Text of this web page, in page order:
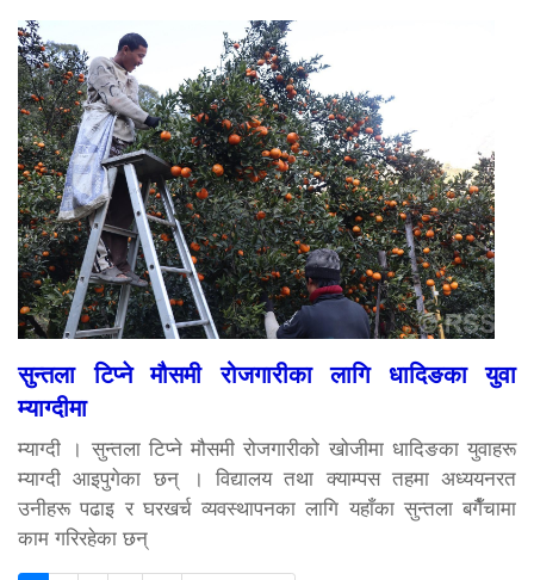
सुन्तला टिप्ने मौसमी रोजगारीका लागि धादिङका युवा
म्याग्दीमा
म्याग्दी । सुन्तला टिप्ने मौसमी रोजगारीको खोजीमा धादिङका युवाहरू
म्याग्दी आइपुगेका छन् । विद्यालय तथा क्याम्पस तहमा अध्ययनरत
उनीहरू पढाइ र घरखर्च व्यवस्थापनका लागि यहाँका सुन्तला बगैँचामा
काम गरिरहेका छन्